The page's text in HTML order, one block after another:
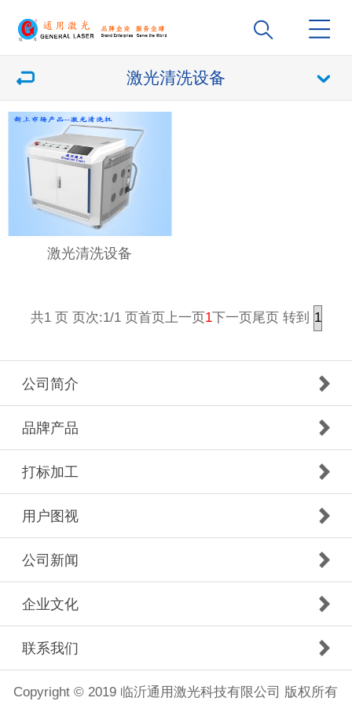
激光清洗设备
激光清洗设备
共1 页 页次:1/1 页首页上一页1下一页 尾页 转到
公司简介
品牌产品
打标加工
用户图视
公司新闻
企业文化
联系我们
Copyright © 2019 临沂通用激光科技有限公司 版权所有